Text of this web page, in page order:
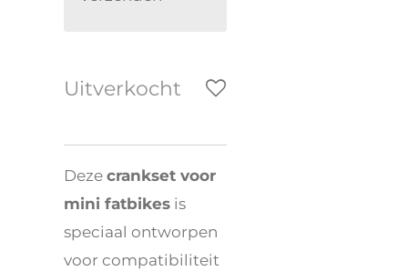
Uitverkocht
Dezecrankset voor
mini fatbikes is
speciaal ontworpen
voor compatibiliteit